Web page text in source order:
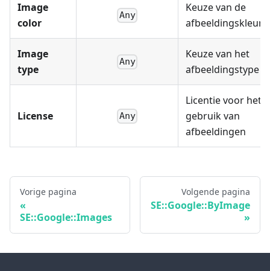
Image
color
Any
Keuze van de
afbeeldingskleur
Image
type
Any
Keuze van het
afbeeldingstype
License Any
Licentie voor het
gebruik van
afbeeldingen
Vorige pagina
SE::Google::Images
Volgende pagina
SE::Google::ByImage